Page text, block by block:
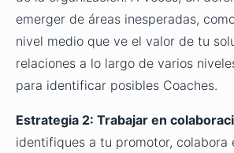
emerger de áreas inesperadas,
nivel medio que ve el valor de tu
relaciones a lo largo de varios
para identificar posibles Coaches.
Estrategia 2: Trabajar en
identifiques a tu promotor, colabora